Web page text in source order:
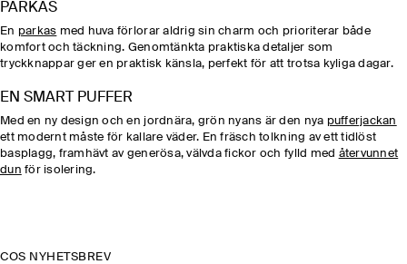
PARKAS
En parkas med huva förlorar aldrig sin charm och prioriterar både
komfort och täckning. Genomtänkta praktiska detaljer som
tryckknappar ger en praktisk känsla, perfekt för att trotsa kyliga dagar.
EN SMART PUFFER
Med en ny design och en jordnära, grön nyans är den nya pufferjackan
ett modernt måste för kallare väder. En fräsch tolkning av ett tidlöst
basplagg, framhävt av generösa, välvda fickor och fylld med återvunnet
dun för isolering.
COS NYHETSBREV